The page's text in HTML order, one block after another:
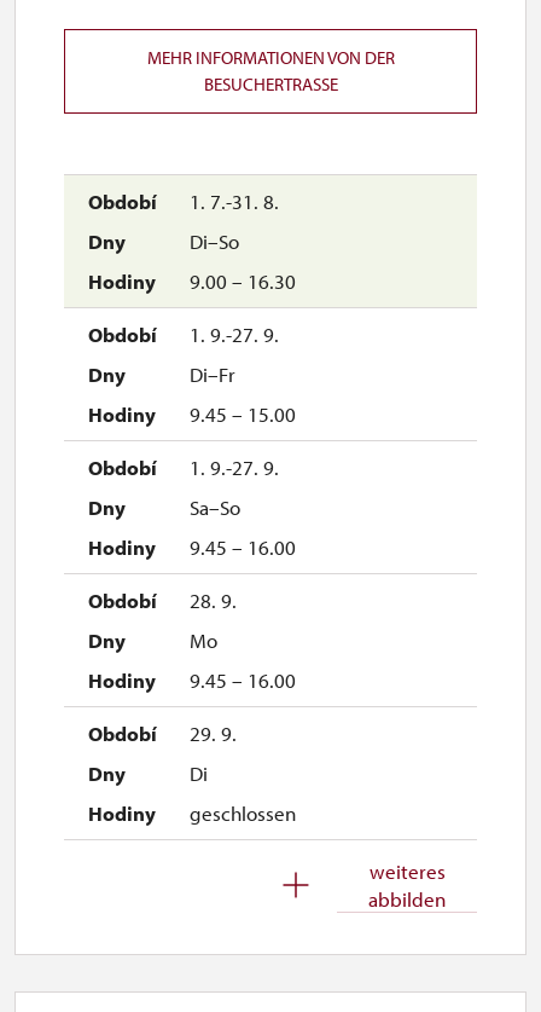
1. 7.-31. 8.
Di–So
9.00 – 16.30
1. 9.-27. 9.
Di–Fr
9.45 – 15.00
1. 9.-27. 9.
Sa–So
9.45 – 16.00
28. 9.
Mo
9.45 – 16.00
29. 9.
Di
geschlossen
1. 10.-1. 11.
weiteres
abbilden
MEHR INFORMATIONEN VON DER
BESUCHERTRASSE